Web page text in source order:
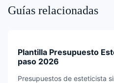
Guías relacionadas
Plantilla Presupuesto
paso 2026
Presupuestos de esteticista